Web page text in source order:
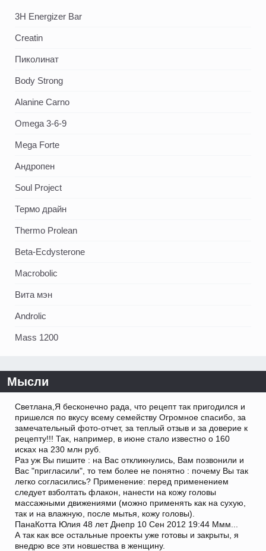
3H Energizer Bar
Creatin
Пиколинат
Body Strong
Alanine Carno
Omega 3-6-9
Mega Forte
Андропен
Soul Project
Термо драйн
Thermo Prolean
Beta-Ecdysterone
Macrobolic
Вита мэн
Androlic
Mass 1200
Мысли
Светлана,Я бесконечно рада, что рецепт так пригодился и
пришелся по вкусу всему семейству Огромное спасибо, за
замечательный фото-отчет, за теплый отзыв и за доверие к
рецепту!!! Так, например, в июне стало известно о 160
исках на 230 млн руб.
Раз уж Вы пишите : на Вас откликнулись, Вам позвонили и
Вас "пригласили", то тем более не понятно : почему Вы так
легко согласились? Применение: перед применением
следует взболтать флакон, нанести на кожу головы
массажными движениями (можно применять как на сухую,
так и на влажную, после мытья, кожу головы).
ПанаКотта Юлия 48 лет Днепр 10 Сен 2012 19:44 Ммм...
А так как все остальные проекты уже готовы и закрыты, я
внедрю все эти новшества в женщину.